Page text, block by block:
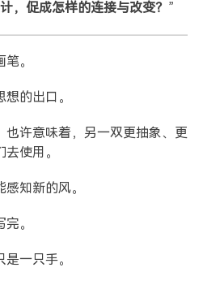
，促成怎样的连接与改变？ ”
。
的出口。
也许意味着，另一双更抽象、更
使用。
知新的风。
。
一只手。